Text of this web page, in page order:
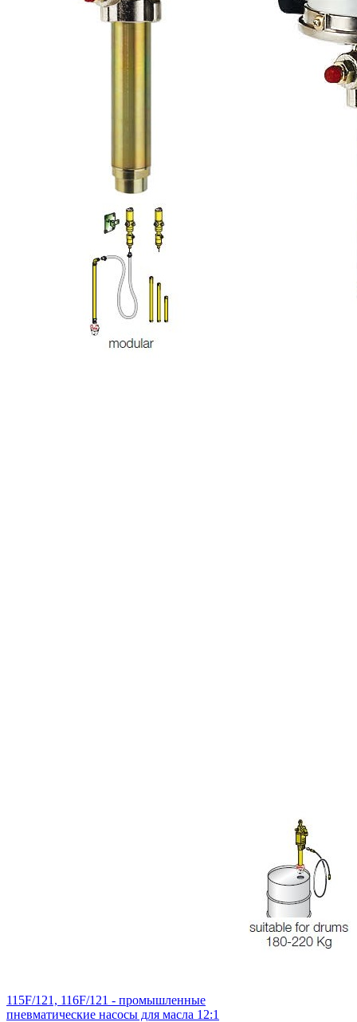
115F/121, 116F/121 - промышленные
пневматические насосы для масла 12:1